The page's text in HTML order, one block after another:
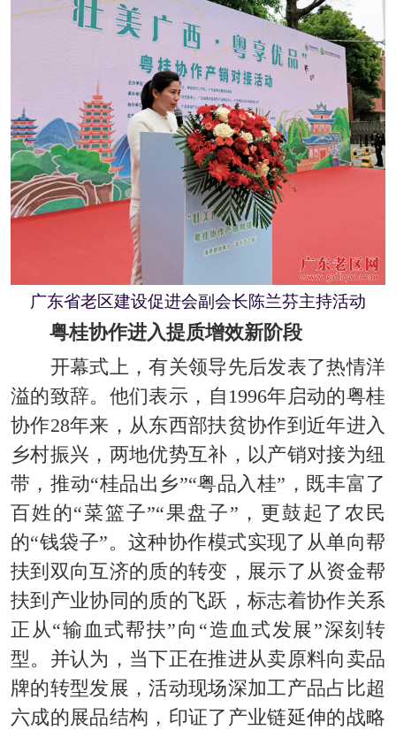
广东省老区建设促进会副会长陈兰芬主持活动
粤桂协作进入提质增效新阶段
开幕式上，有关领导先后发表了热情洋
溢的致辞。他们表示，自 1996年启动的粤桂
协作28年来，从东西部扶贫协作到近年进入
乡村振兴，两地优势互补，以产销对接为纽
带，推动“桂品出乡”“粤品入桂”，既丰富了
百姓的“菜篮子”“果盘子”，更鼓起了农民
的“钱袋子”。这种协作模式实现了 从单向帮
扶到双向互济的质的转变，展示了从资金帮
扶到产业协同的质的飞跃，标志着协作关系
正从“输血式帮扶”向“造血式发展”深刻转
型。并认为，当下正在推进从卖原料向卖品
牌的转型发展，活动现场深加工产品占比超
六成的展品结构，印证了 产业链延伸的战略